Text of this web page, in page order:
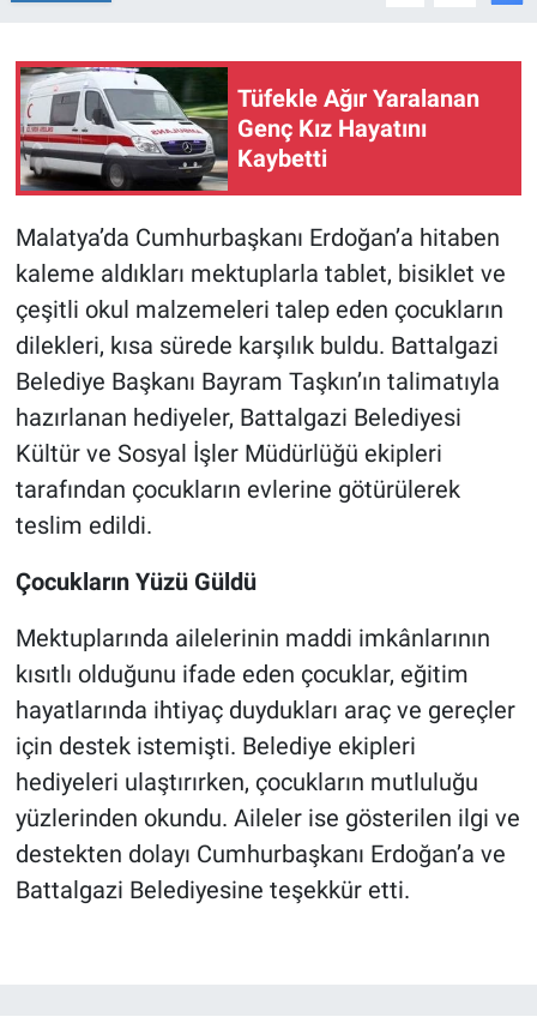
Tüfekle Ağır Yaralanan
Genç Kız Hayatını
Kaybetti
Malatya’da Cumhurbaşkanı Erdoğan’a hitaben
kaleme aldıkları mektuplarla tablet, bisiklet ve
çeşitli okul malzemeleri talep eden çocukların
dilekleri, kısa sürede karşılık buldu. Battalgazi
Belediye Başkanı Bayram Taşkın’ın talimatıyla
hazırlanan hediyeler, Battalgazi Belediyesi
Kültür ve Sosyal İşler Müdürlüğü ekipleri
tarafından çocukların evlerine götürülerek
teslim edildi.
Çocukların Yüzü Güldü
Mektuplarında ailelerinin maddi imkânlarının
kısıtlı olduğunu ifade eden çocuklar, eğitim
hayatlarında ihtiyaç duydukları araç ve gereçler
için destek istemişti. Belediye ekipleri
hediyeleri ulaştırırken, çocukların mutluluğu
yüzlerinden okundu. Aileler ise gösterilen ilgi ve
destekten dolayı Cumhurbaşkanı Erdoğan’a ve
Battalgazi Belediyesine teşekkür etti.